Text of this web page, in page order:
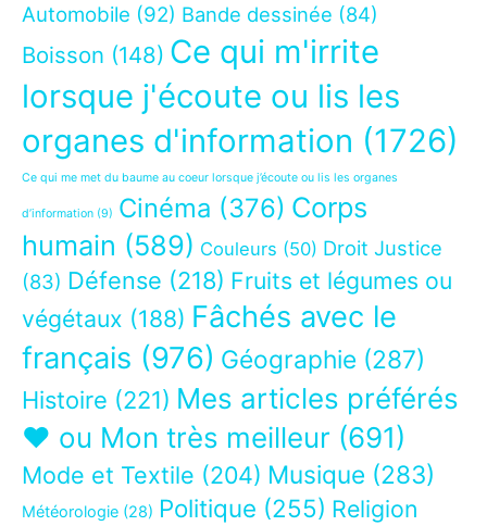
Automobile (92) Bande dessinée (84)
Boisson (148) Ce qui m'irrite
lorsque j'écoute ou lis les
organes d'information (1726)
Ce qui me met du baume au coeur lorsque j’écoute ou lis les organes
d’information (9) Cinéma (376) Corps
humain (589) Couleurs (50) Droit Justice
(83) Défense (218) Fruits et légumes ou
végétaux (188) Fâchés avec le
français (976) Géographie (287)
Histoire (221) Mes articles préférés
❤ ou Mon très meilleur (691)
Mode et Textile (204) Musique (283)
Météorologie (28) Politique (255) Religion